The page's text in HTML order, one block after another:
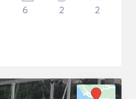
6 2 2